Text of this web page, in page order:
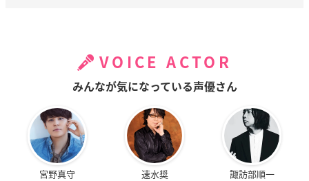
3,300円（税込）
【収録】
DISC1（CD）
1. 妄想亭のテーマ
歌：妄想亭一門＜万識（中島ヨシキ）、和穏（伊東健人）、上
VOICE ACTOR
みんなが気になっている声優さん
宮野真守 速水奨 諏訪部順一